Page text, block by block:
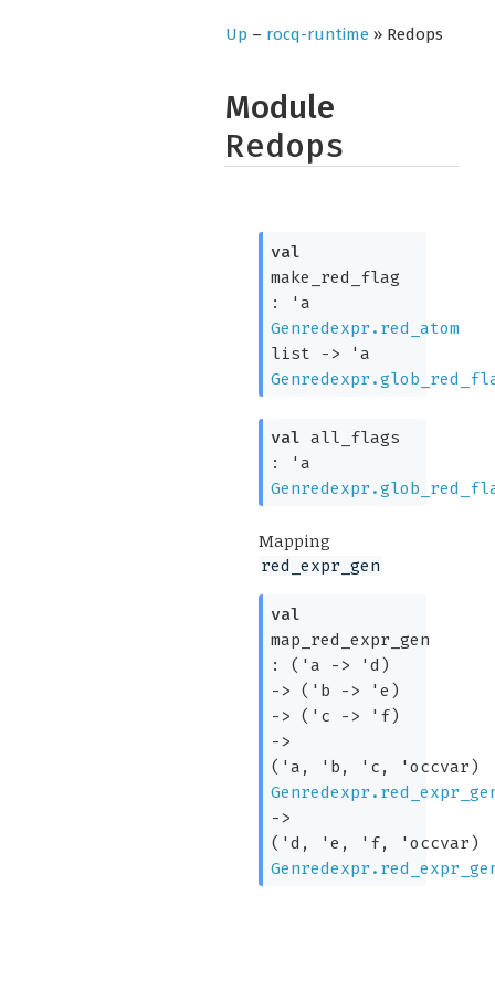
Up – rocq-runtime» Redops
Module
Redops
val
make_red_flag
:
'a
Genredexpr.red_atom
list
->
'a
val all_flags
:
'a
Mapping
red_expr_gen
val
map_red_expr_gen
: ( 'a -> 'd )
->
( 'b -> 'e )
->
( 'c -> 'f)
->
( 'a , 'b , 'c , 'occvar)
->
( 'd , 'e , 'f, 'occvar)